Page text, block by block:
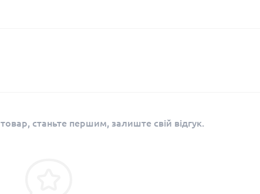
станьте першим, залиште свій відгук.